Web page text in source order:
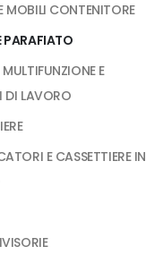
MOBILI CONTENITORE
PARAFIATO
MULTIFUNZIONE E
DI LAVORO
E CASSETTIERE IN